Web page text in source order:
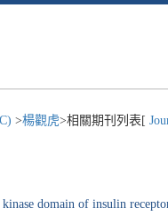
>楊觀虎>相關期刊列表[
domain of insulin